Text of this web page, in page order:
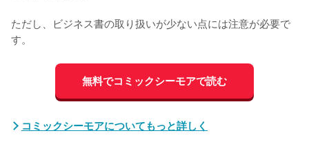
ただし、ビジネス書の取り扱いが少ない点には注意が必要で
す。
無料でコミックシーモアで読む
コミックシーモアについてもっと詳しく